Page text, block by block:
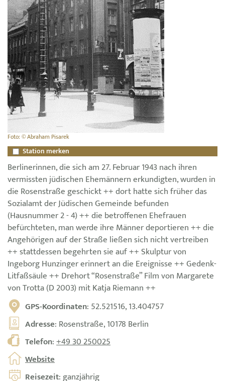
Foto: © Abraham Pisarek
Station merken
Berlinerinnen, die sich am 27. Februar 1943 nach ihren
vermissten jüdischen Ehemännern erkundigten, wurden in
die Rosenstraße geschickt ++ dort hatte sich früher das
Sozialamt der Jüdischen Gemeinde befunden
(Hausnummer 2 - 4) ++ die betroffenen Ehefrauen
befürchteten, man werde ihre Männer deportieren ++ die
Angehörigen auf der Straße ließen sich nicht vertreiben
++ stattdessen begehrten sie auf ++ Skulptur von
Ingeborg Hunzinger erinnert an die Ereignisse ++ Gedenk-
Litfaßsäule ++ Drehort “Rosenstraße” Film von Margarete
von Trotta (D 2003) mit Katja Riemann ++
GPS-Koordinaten: 52.521516, 13.404757
Adresse: Rosenstraße, 10178 Berlin
Telefon:+49 30 250025
Website
Reisezeit: ganzjährig